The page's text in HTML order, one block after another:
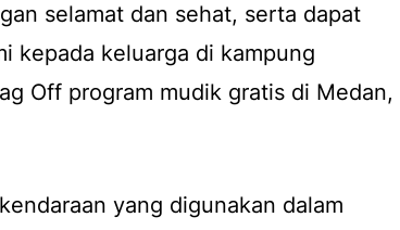
selamat dan sehat, serta dapat
kepada keluarga di kampung
Off program mudik gratis di Medan,
yang digunakan dalam